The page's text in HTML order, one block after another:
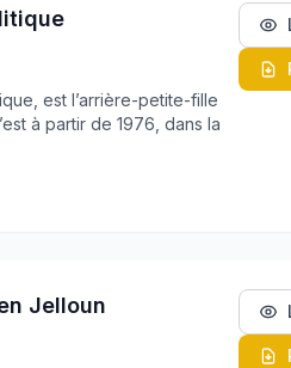
est l’arrière-petite-fille
à partir de 1976, dans la
Jelloun